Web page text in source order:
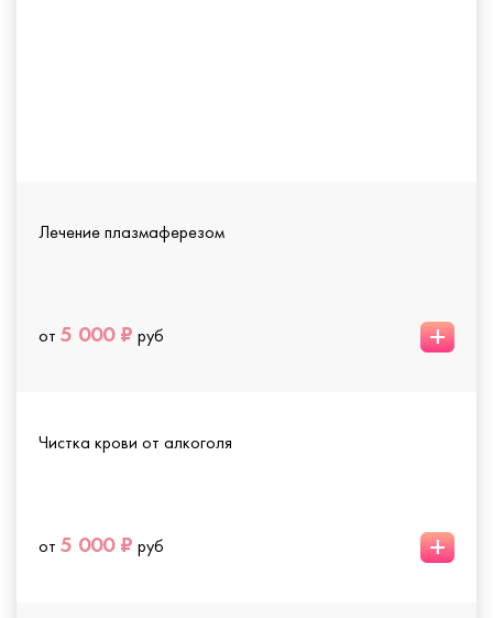
Лечение плазмаферезом
от 5 000 ₽ руб +
Чистка крови от алкоголя
от 5 000 ₽ руб +